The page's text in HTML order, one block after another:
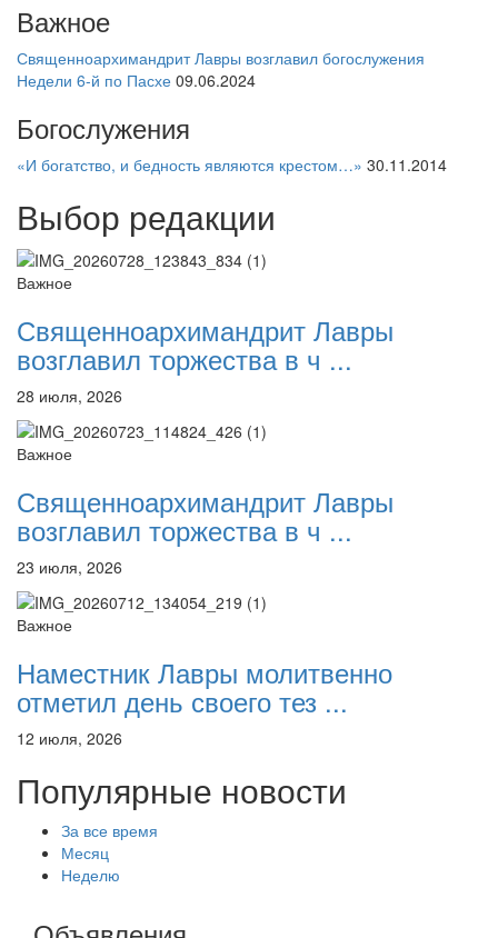
Важное
Священноархимандрит Лавры возглавил богослужения
Недели 6-й по Пасхе 09.06.2024
Богослужения
«И богатство, и бедность являются крестом…» 30.11.2014
Выбор редакции
Важное
Священноархимандрит Лавры
возглавил торжества в ч ...
28 июля, 2026
Важное
Священноархимандрит Лавры
возглавил торжества в ч ...
23 июля, 2026
Важное
Наместник Лавры молитвенно
отметил день своего тез ...
12 июля, 2026
Популярные новости
За все время
Месяц
Неделю